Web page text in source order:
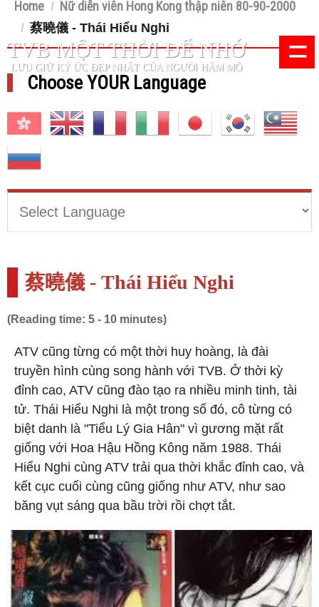
TVB MỘT THỜI ĐỂ NHỚ
LƯU GIỮ KÝ ỨC ĐẸP NHẤT CỦA NGƯỜI HÂM MỘ =
Home / Nữ diễn viên Hong Kong thập niên 80-90-2000
/ 蔡曉儀 - Thái Hiểu Nghi
Choose YOUR Language
蔡曉儀 - Thái Hiểu Nghi
(Reading time: 5 - 10 minutes)
ATV cũng từng có một thời huy hoàng, là đài
truyền hình cùng song hành với TVB. Ở thời kỳ
đỉnh cao, ATV cũng đào tạo ra nhiều minh tinh, tài
tử. Thái Hiểu Nghi là một trong số đó, cô từng có
biệt danh là "Tiểu Lý Gia Hân" vì gương mặt rất
giống với Hoa Hậu Hồng Kông năm 1988. Thái
Hiểu Nghi cùng ATV trải qua thời khắc đỉnh cao, và
kết cục cuối cùng cũng giống như ATV, như sao
băng vụt sáng qua bầu trời rồi chợt tắt.